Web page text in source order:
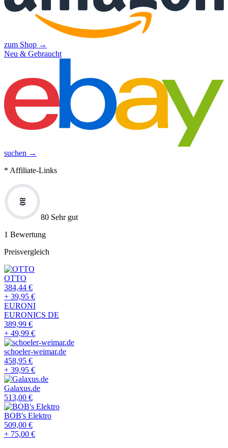
zum Shop →
Neu & Gebraucht
suchen →
* Affiliate-Links
80
80 Sehr gut
1 Bewertung
Preisvergleich
OTTO
384,44 €
+ 39,95 €
EURONI
EURONICS DE
389,99 €
+ 49,99 €
schoeler-weimar.de
458,95 €
+ 39,95 €
Galaxus.de
513,00 €
BOB's Elektro
509,00 €
+ 75,00 €